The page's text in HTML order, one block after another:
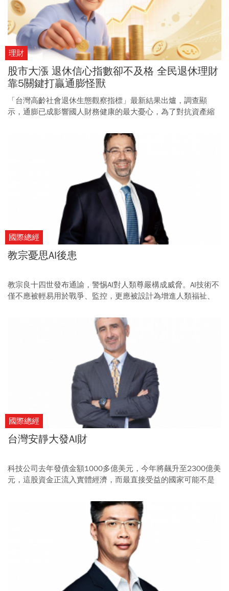
理財
股市大漲 退休信心指數卻不及格 全民退休理財
靠5關鍵打贏通膨怪獸
「台灣高齡社會退休生態觀察指標」最新結果出爐，調查顯
示，通膨已成影響國人財務健康的最大憂心，為了對抗資產縮
國際總經
教宗憂思AI後患
教宗良十四世發布通諭，警惕AI對人類尊嚴構成威脅。AI技術不
僅不應被輕易用於戰爭、監控，更應被設計為增進人類福祉、
國際總經
台灣安靜大發AI財
科技公司去年發債金額1000多億美元，今年將飆升至2300億美
元，這股資金正流入實體經濟，而最直接受益的國家可能不是